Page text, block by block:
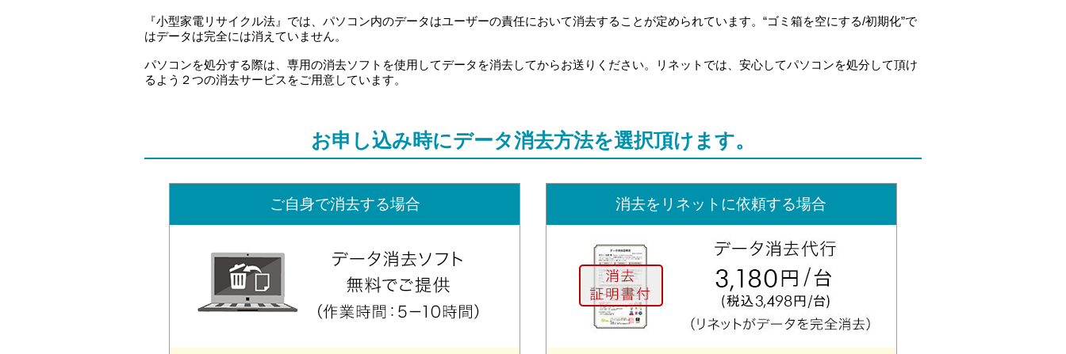
『小型家電リサイクル法』では、パソコン内のデータはユーザーの責任において消去することが定められています。“ゴミ箱を空にする/初期化”で
はデータは完全には消えていません。
パソコンを処分する際は、専用の消去ソフトを使用してデータを消去してからお送りください。リネットでは、安心してパソコンを処分して頂け
るよう２つの消去サービスをご用意しています。
お申し込み時にデータ消去方法を選択頂けます。
ご自身で消去する場合 消去をリネットに依頼する場合